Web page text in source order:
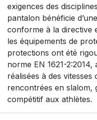
exigences des
pantalon bénéficie
conforme à la directive
les équipements de
protections ont été
norme EN 1621-2:2014,
réalisées à des
rencontrées en slalom,
compétitif aux athlètes.